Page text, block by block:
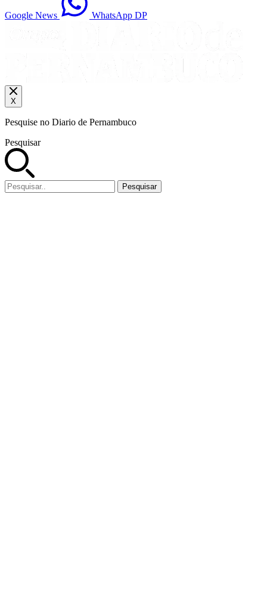
Google News WhatsApp DP
X
Pesquise no Diario de Pernambuco
Pesquisar
Pesquisar